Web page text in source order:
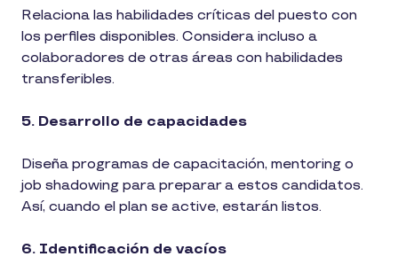
Relaciona las habilidades críticas del puesto con
los perfiles disponibles. Considera incluso a
colaboradores de otras áreas con habilidades
transferibles.
5. Desarrollo de capacidades
Diseña programas de capacitación, mentoring o
job shadowing para preparar a estos candidatos.
Así, cuando el plan se active, estarán listos.
6. Identificación de vacíos